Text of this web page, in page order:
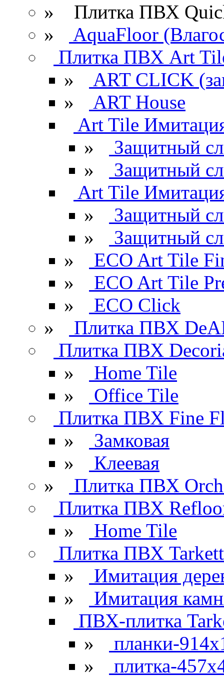
» Плитка ПВХ
»
AquaFloor
Плитка ПВХ Art
»
ART CLICK
»
ART House
Art Tile
»
Защитный
»
Защитный
Art Tile
»
Защитный
»
Защитный
»
ECO Art Tile
»
ECO Art Tile
»
ECO Click
»
Плитка ПВХ
Плитка ПВХ
»
Home Tile
»
Office Tile
Плитка ПВХ Fine
»
Замковая
»
Клеевая
»
Плитка ПВХ
Плитка ПВХ
»
Home Tile
Плитка ПВХ Tarkett
»
Имитация
»
Имитация
ПВХ-плитка
»
планки-
»
плитка-